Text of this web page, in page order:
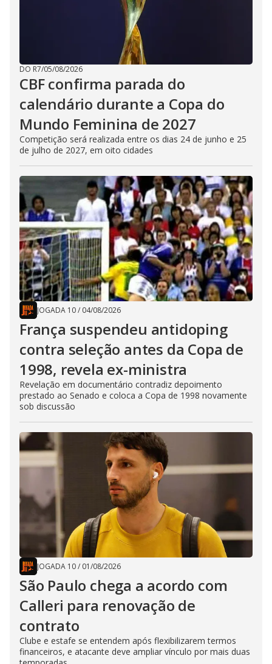
DO R7/05/08/2026
CBF confirma parada do
calendário durante a Copa do
Mundo Feminina de 2027
Competição será realizada entre os dias 24 de junho e 25
de julho de 2027, em oito cidades
JOGADA 10/ 04/08/2026
França suspendeu antidoping
contra seleção antes da Copa de
1998, revela ex-ministra
Revelação em documentário contradiz depoimento
prestado ao Senado e coloca a Copa de 1998 novamente
sob discussão
JOGADA 10/ 01/08/2026
São Paulo chega a acordo com
Calleri para renovação de
contrato
Clube e estafe se entendem após flexibilizarem termos
financeiros, e atacante deve ampliar vínculo por mais duas